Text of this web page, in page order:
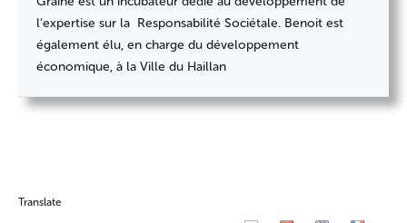
l’expertise sur la Responsabilité Sociétale. Benoit est
également élu, en charge du développement
économique, à la Ville du Haillan
Translate